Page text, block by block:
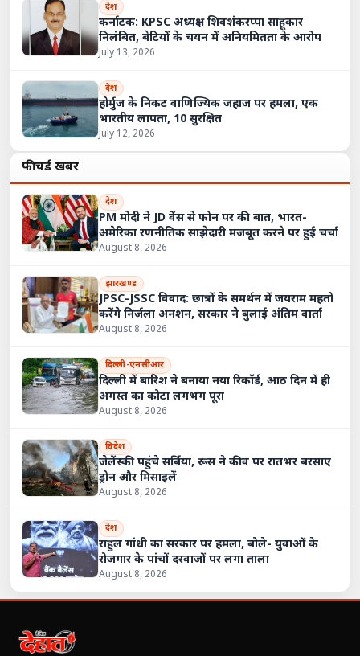
देश
कर्नाटक: KPSC अध्यक्ष शिवशंकरप्पा साहूकार
निलंबित, बेटियों के चयन में अनियमितता के आरोप
July 13, 2026
देश
होर्मुज के निकट वाणिज्यिक जहाज पर हमला, एक
भारतीय लापता, 10 सुरक्षित
July 12, 2026
फीचर्ड खबरें
देश
PM मोदी ने JD वेंस से फोन पर की बात, भारत-
अमेरिका रणनीतिक साझेदारी मजबूत करने पर हुई चर्चा
August 8, 2026
झारखण्ड
JPSC-JSSC विवाद: छात्रों के समर्थन में जयराम महतो
करेंगे निर्जला अनशन, सरकार ने बुलाई अंतिम वार्ता
August 8, 2026
दिल्ली-एनसीआर
दिल्ली में बारिश ने बनाया नया रिकॉर्ड, आठ दिन में ही
अगस्त का कोटा लगभग पूरा
August 8, 2026
विदेश
जेलेंस्की पहुंचे सर्बिया, रूस ने कीव पर रातभर बरसाए
ड्रोन और मिसाइलें
August 8, 2026
देश
राहुल गांधी का सरकार पर हमला, बोले- युवाओं के
रोजगार के पांचों दरवाजों पर लगा ताला
August 8, 2026